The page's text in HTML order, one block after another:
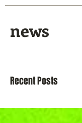
news
Recent Posts